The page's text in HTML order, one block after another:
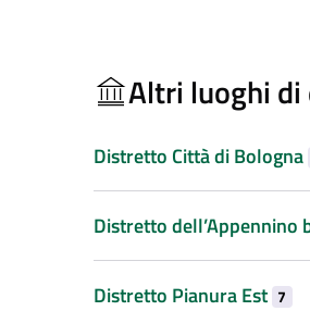
Altri luoghi di
Distretto Città di Bologna
Distretto dell’Appennino
Distretto Pianura Est 7